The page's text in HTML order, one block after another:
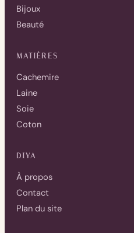
Bijoux
Beauté
MATIÈRES
Cachemire
Laine
Soie
Coton
DIYA
À propos
Contact
Plan du site